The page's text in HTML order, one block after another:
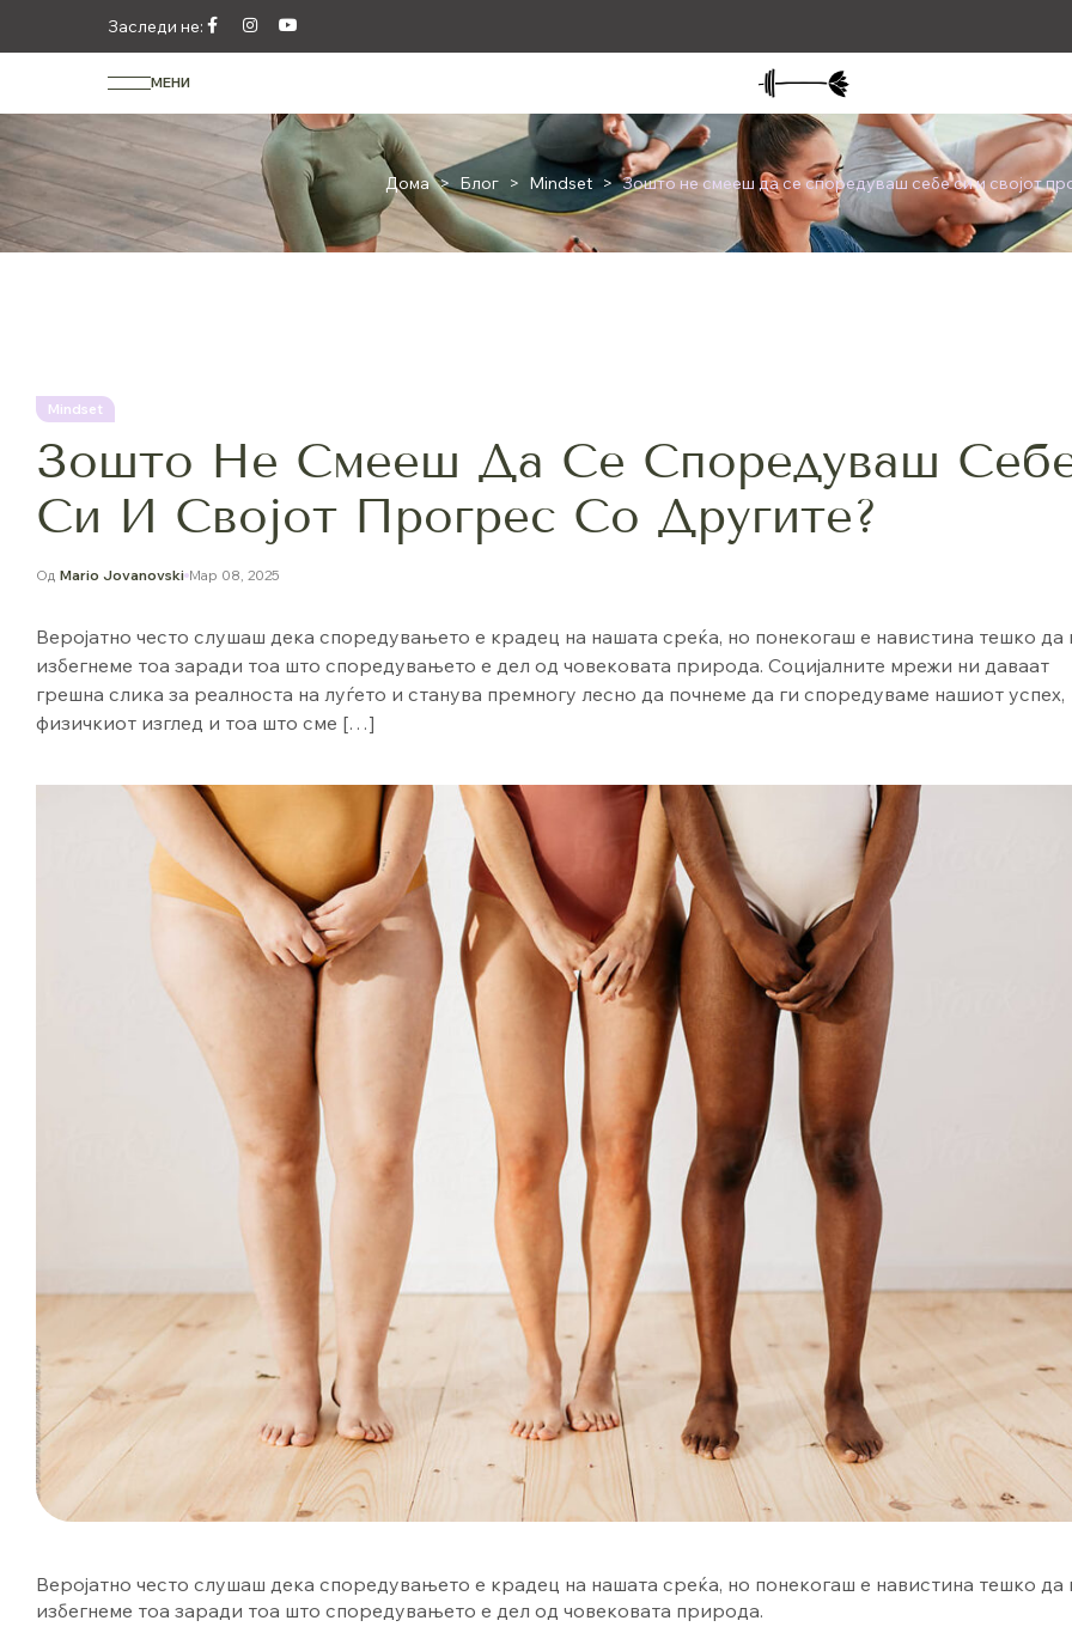
Заследи не:
МЕНИ
Дома > Блог > Mindset > Зошто не смееш да се споредуваш себе си и својот
Mindset
Зошто Не Смееш Да Се Споредуваш
Си И Својот Прогрес Со Другите?
Мар 08, 2025
Од Mario Jovanovski
Веројатно често слушаш дека споредувањето е крадец на нашата среќа, но понекогаш е навистина тешко да
избегнеме тоа заради тоа што споредувањето е дел од човековата природа. Социјалните мрежи ни даваат
грешна слика за реалноста на луѓето и станува премногу лесно да почнеме да ги споредуваме нашиот успех,
физичкиот изглед и тоа што сме […]
Веројатно често слушаш дека споредувањето е крадец на нашата среќа, но понекогаш е навистина тешко да
избегнеме тоа заради тоа што споредувањето е дел од човековата природа.